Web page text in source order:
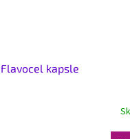
Flavocel kapsle